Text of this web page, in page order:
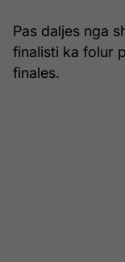
Pas daljes nga
finalisti ka folur
finales.